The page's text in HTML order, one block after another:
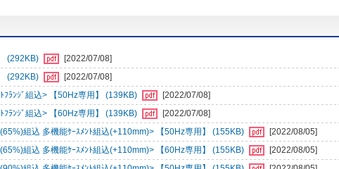
(292KB)
[2022/07/08]
(292KB)
[2022/07/08]
ﾌﾗﾝｼﾞ組込> 【50Hz専用】 (139KB)
[2022/07/08]
ﾌﾗﾝｼﾞ組込> 【60Hz専用】 (139KB)
[2022/07/08]
組込 多機能ｹｰｽﾒﾝﾄ組込(+110mm)> 【50Hz専用】 (155KB)
[2022/08/05]
組込 多機能ｹｰｽﾒﾝﾄ組込(+110mm)> 【60Hz専用】 (155KB)
[2022/08/05]